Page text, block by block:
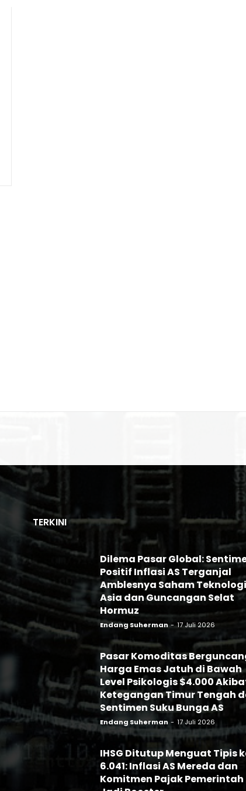
TERKINI
Dilema Pasar Global:
Positif Inflasi AS Terganjal
Amblesnya Saham Teknologi
Asia dan Guncangan Selat
Hormuz
Endang Suherman - 17 Juli 2026
Pasar Komoditas
Harga Emas Jatuh di Bawah
Level Psikologis $4.000
Ketegangan Timur Tengah
Sentimen Suku Bunga AS
Endang Suherman - 17 Juli 2026
IHSG Ditutup Menguat Tipis
6.041: Inflasi AS Mereda dan
Komitmen Pajak Pemerintah